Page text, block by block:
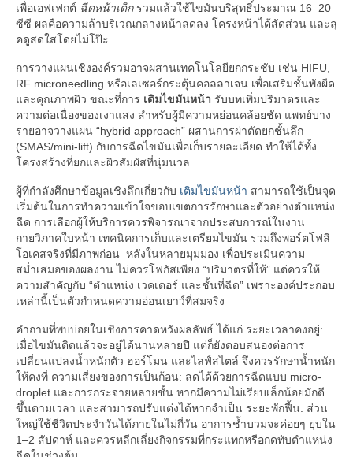
เพื่อเอฟเฟกต์ ฉีดหน้าเด็กรวมแล้วใช้ไขมันบริสุทธิ์ประมาณ 16–20
ซีซี ผลคือความล้าบริเวณกลางหน้าลดลง โครงหน้าได้สัดส่วน และลุ
คดูสดใสโดยไม่โป๊ะ
การวางแผนเชิงองค์รวมอาจผสานเทคโนโลยียกกระชับ เช่น HIFU,
RF microneedling หรือเลเซอร์กระตุ้นคอลลาเจน เพื่อเสริมชั้นพังผืด
และคุณภาพผิว ขณะที่การ เติมไขมันหน้า รับบทเพิ่มปริมาตรและ
ความต่อเนื่องของเงาแสง สำหรับผู้มีความหย่อนคล้อยชัด แพทย์บาง
รายอาจวางแผน “hybrid approach” ผสานการผ่าตัดยกชั้นลึก
(SMAS/mini-lift) กับการฉีดไขมันเพื่อเก็บรายละเอียด ทำให้ได้ทั้ง
โครงสร้างที่ยกและผิวสัมผัสที่นุ่มนวล
ผู้ที่กำลังศึกษาข้อมูลเชิงลึกเกี่ยวกับ เติมไขมันหน้า สามารถใช้เป็นจุด
เริ่มต้นในการทำความเข้าใจขอบเขตการรักษาและตัวอย่างตำแหน่ง
ฉีด การเลือกผู้ให้บริการควรพิจารณาจากประสบการณ์ในงาน
กายวิภาคใบหน้า เทคนิคการเก็บและเตรียมไขมัน รวมถึงพอร์ตโฟลิ
โอเคสจริงที่มีภาพก่อน–หลังในหลายมุมมอง เพื่อประเมินความ
สม่ำเสมอของผลงาน ไม่ควรโฟกัสเพียง “ปริมาตรที่ให้” แต่ควรให้
ความสำคัญกับ “ตำแหน่ง เวคเตอร์ และชั้นที่ฉีด” เพราะองค์ประกอบ
เหล่านี้เป็นตัวกำหนดความอ่อนเยาว์ที่สมจริง
คำถามที่พบบ่อยในเชิงการคาดหวังผลลัพธ์ ได้แก่ ระยะเวลาคงอยู่:
เมื่อไขมันติดแล้วจะอยู่ได้นานหลายปี แต่ก็ยังตอบสนองต่อการ
เปลี่ยนแปลงน้ำหนักตัว ฮอร์โมน และไลฟ์สไตล์ จึงควรรักษาน้ำหนัก
ให้คงที่ ความเสี่ยงของการเป็นก้อน: ลดได้ด้วยการฉีดแบบ micro-
droplet และการกระจายหลายชั้น หากมีความไม่เรียบเล็กน้อยมักดี
ขึ้นตามเวลา และสามารถปรับแต่งได้หากจำเป็น ระยะพักฟื้น: ส่วน
ใหญ่ใช้ชีวิตประจำวันได้ภายในไม่กี่วัน อาการช้ำบวมจะค่อยๆ ยุบใน
1–2 สัปดาห์ และควรหลีกเลี่ยงกิจกรรมที่กระแทกหรือกดทับตำแหน่ง